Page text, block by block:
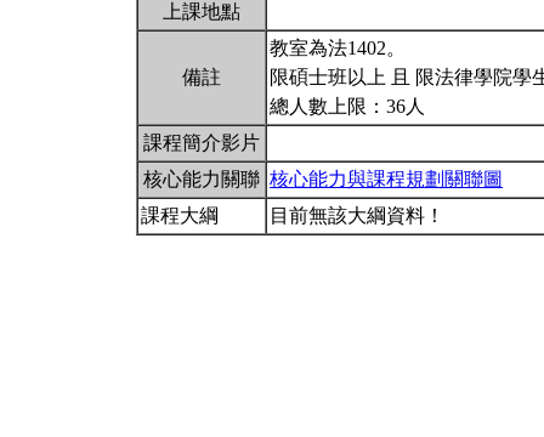
上課地點
備註
教室為法1402。
限碩士班以上 且 限法律學院學
總人數上限：36人
課程簡介影片
核心能力關聯 核心能力與課程規劃關聯圖
課程大綱
目前無該大綱資料！